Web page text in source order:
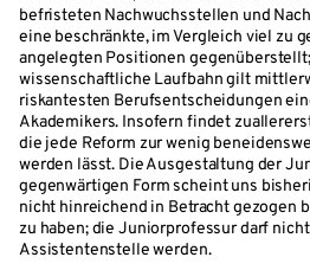
befristeten Nachwuchsstellen und
eine beschränkte, im Vergleich viel zu
angelegten Positionen
wissenschaftliche Laufbahn gilt
riskantesten Berufsentscheidungen
Akademikers. Insofern findet
die jede Reform zur wenig
werden lässt. Die Ausgestaltung der
gegenwärtigen Form scheint uns
nicht hinreichend in Betracht gezogen
zu haben; die Juniorprofessur darf
Assistentenstelle werden.